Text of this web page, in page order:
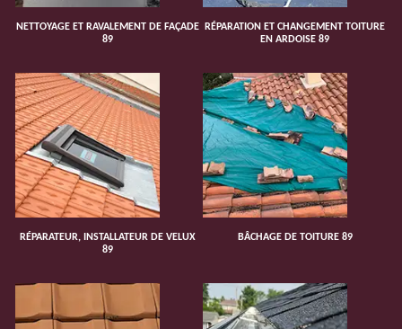
NETTOYAGE ET RAVALEMENT DE FAÇADE
89
RÉPARATION ET CHANGEMENT TOITURE
EN ARDOISE 89
RÉPARATEUR, INSTALLATEUR DE VELUX
89
BÂCHAGE DE TOITURE 89